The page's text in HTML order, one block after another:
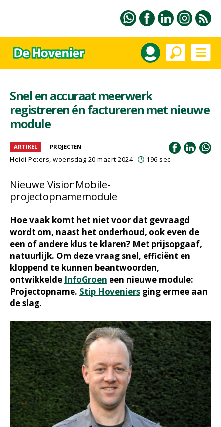
Snel en accuraat meerwerk
registreren én factureren met nieuwe
module
ARTIKEL PROJECTEN
Heidi Peters, woensdag 20 maart 2024 196 sec
Nieuwe VisionMobile-
projectopnamemodule
Hoe vaak komt het niet voor dat gevraagd
wordt om, naast het onderhoud, ook even de
een of andere klus te klaren? Met prijsopgaaf,
natuurlijk. Om deze vraag snel, efficiënt en
kloppend te kunnen beantwoorden,
ontwikkelde InfoGroen een nieuwe module:
Projectopname. Stip Hoveniers ging ermee aan
de slag.